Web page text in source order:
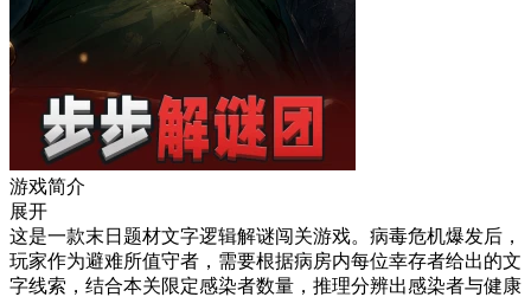
游戏简介
展开
这是一款末日题材文字逻辑解谜闯关游戏。病毒危机爆发后，
玩家作为避难所值守者，需要根据病房内每位幸存者给出的文
字线索，结合本关限定感染者数量，推理分辨出感染者与健康